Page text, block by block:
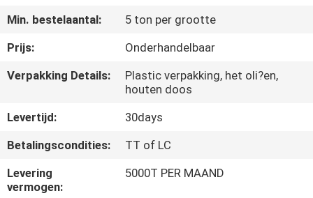
CONTACTEER
ONS
OM
EEN
CITAAT
Min. bestelaantal:
5 ton per grootte
Prijs:
Onderhandelbaar
Verpakking Details:
Plastic verpakking, het oli?en,
houten doos
Levertijd:
30days
Betalingscondities:
TT of LC
Levering
vermogen:
5000T PER MAAND